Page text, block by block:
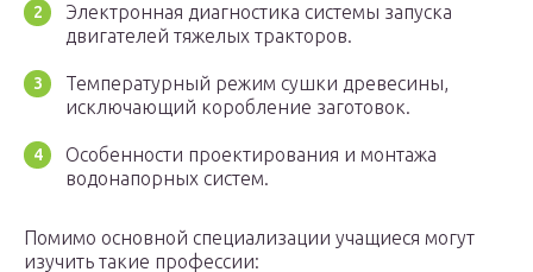
Электронная диагностика системы запуска
двигателей тяжелых тракторов.
Температурный режим сушки древесины,
исключающий коробление заготовок.
Особенности проектирования и монтажа
водонапорных систем.
Помимо основной специализации учащиеся могут
изучить такие профессии: